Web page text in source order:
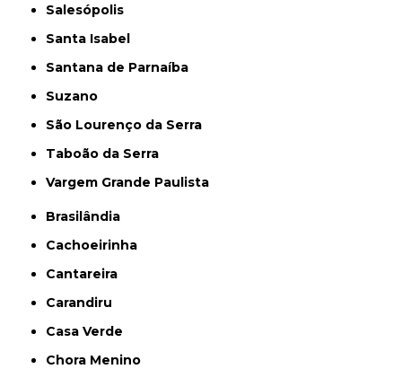
Salesópolis
Santa Isabel
Santana de Parnaíba
Suzano
São Lourenço da Serra
Taboão da Serra
Vargem Grande Paulista
Brasilândia
Cachoeirinha
Cantareira
Carandiru
Casa Verde
Chora Menino